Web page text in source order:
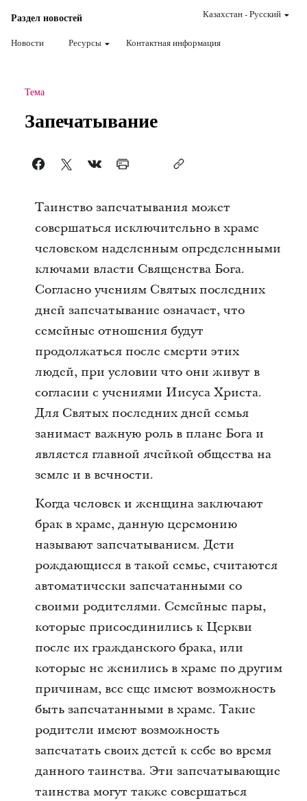
Раздел новостей
Новости Ресурсы Контактная информация
Казахстан-Pусский
Тема
Запечатывание
Таинство запечатывания может
совершаться исключительно в храме
человеком наделенным определенными
ключами власти Священства Бога.
Согласно учениям Святых последних
дней запечатывание означает, что
семейные отношения будут
продолжаться после смерти этих
людей, при условии что они живут в
согласии с учениями Иисуса Христа.
Для Святых последних дней семья
занимает важную роль в плане Бога и
является главной ячейкой общества на
земле и в вечности.
Когда человек и женщина заключают
брак в храме, данную церемонию
называют запечатыванием. Дети
рождающиеся в такой семье, считаются
автоматически запечатанными со
своими родителями. Семейные пары,
которые присоединились к Церкви
после их гражданского брака, или
которые не женились в храме по другим
причинам, все еще имеют возможность
быть запечатанными в храме. Такие
родители имеют возможность
запечатать своих детей к себе во время
данного таинства. Эти запечатывающие
таинства могут также совершаться